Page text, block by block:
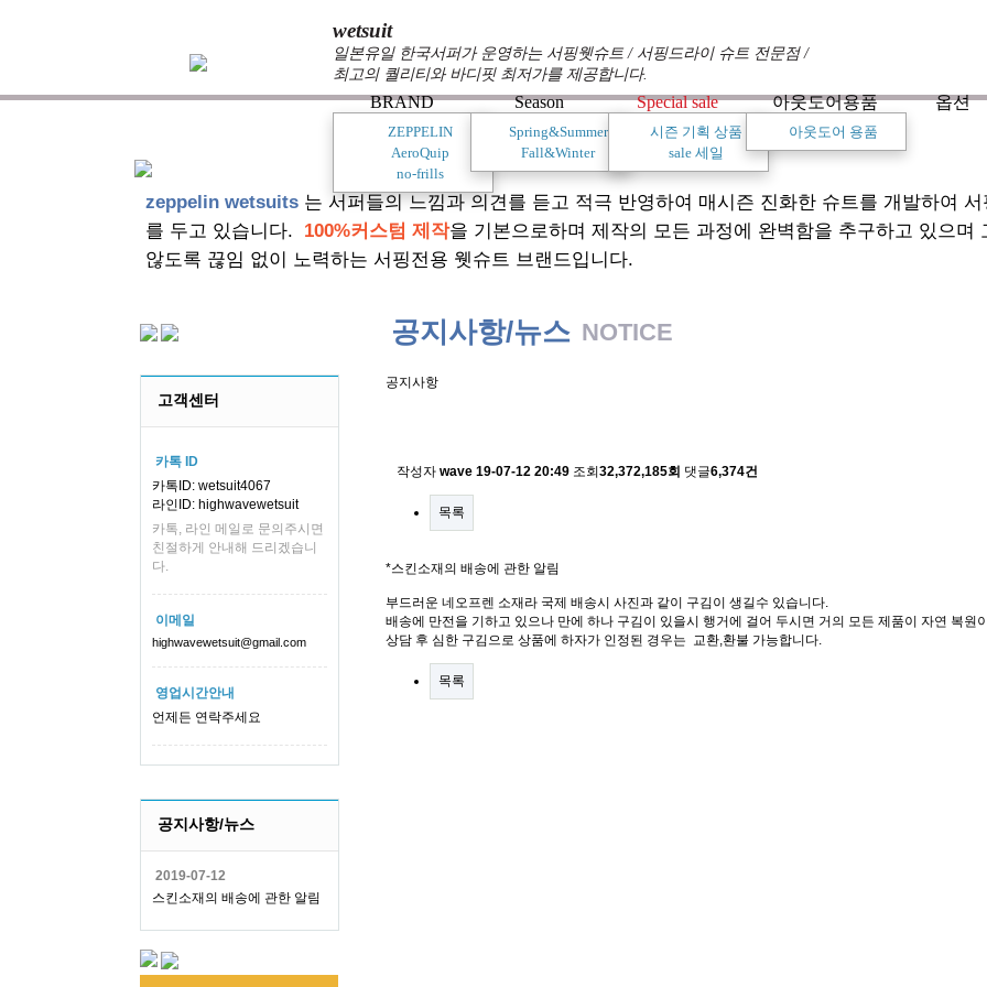
wetsuit
일본유일 한국서퍼가 운영하는 서핑웻슈트 / 서핑드라이 슈트 전문점 /
최고의 퀄리티와 바디핏 최저가를 제공합니다.
BRAND
ZEPPELIN
AeroQuip
no-frills
Season
Spring&Summer
Fall&Winter
Special sale
시즌 기획 상품
sale 세일
아웃도어용품
아웃도어 용품
옵션
zeppelin wetsuits 는 서퍼들의 느낌과 의견를 듣고 적극 반영하여 매시즌 진화한 슈트를 개발하여
를 두고 있습니다. 100%커스텀 제작을 기본으로하며 제작의 모든 과정에 완벽함을 추구하고 있으며
않도록 끊임 없이 노력하는 서핑전용 웻슈트 브랜드입니다.
고객센터
카톡 ID
카톡ID: wetsuit4067
라인ID: highwavewetsuit
카톡, 라인 메일로 문의주시면
친절하게 안내해 드리겠습니
다.
이메일
highwavewetsuit@gmail.com
영업시간안내
언제든 연락주세요
공지사항/뉴스
2019-07-12
스킨소재의 배송에 관한 알림
공지사항/뉴스 NOTICE
공지사항
작성자 wave 19-07-12 20:49 조회 32,372,185회 댓글6,374건
목록
*스킨소재의 배송에 관한 알림
부드러운 네오프렌 소재라 국제 배송시 사진과 같이 구김이 생길수 있습니다.
배송에 만전을 기하고 있으나 만에 하나 구김이 있을시 행거에 걸어 두시면 거의 모든 제품이 자연 복원
상담 후 심한 구김으로 상품에 하자가 인정된 경우는 교환,환불 가능합니다.
목록